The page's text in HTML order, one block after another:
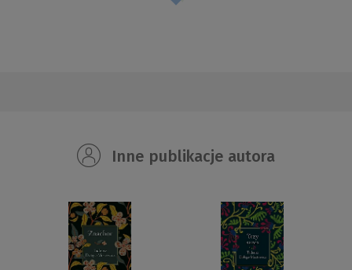
Inne publikacje autora